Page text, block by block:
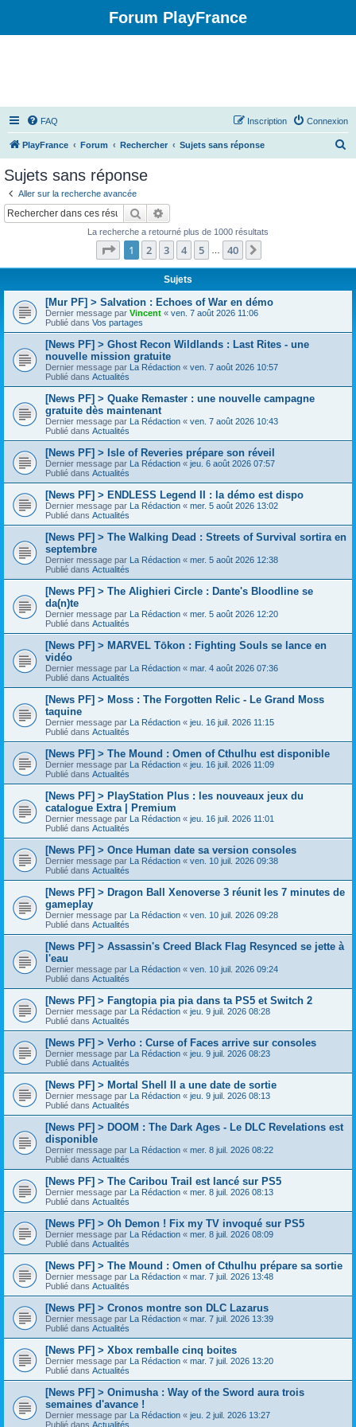
Forum PlayFrance
FAQ Connexion
Inscription
PlayFrance Forum Rechercher Sujets sans réponse
Sujets sans réponse
Aller sur la recherche avancée
Rechercher
La recherche a retourné plus de 1000 résultats
Page 1sur40
1 2 3 4 5 40
Sujets
[Mur PF] > Salvation : Echoes of War en démo
Dernier message par Vincent « ven. 7 août 2026 11:06
Publié dans Vos partages
[News PF] > Ghost Recon Wildlands : Last Rites - une
nouvelle mission gratuite
Dernier message par La Rédaction « ven. 7 août 2026 10:57
Publié dans Actualités
[News PF] > Quake Remaster : une nouvelle campagne
gratuite dès maintenant
Dernier message par La Rédaction « ven. 7 août 2026 10:43
Publié dans Actualités
[News PF] > Isle of Reveries prépare son réveil
Dernier message par La Rédaction « jeu. 6 août 2026 07:57
Publié dans Actualités
[News PF] > ENDLESS Legend II : la démo est dispo
Dernier message par La Rédaction « mer. 5 août 2026 13:02
Publié dans Actualités
[News PF] > The Walking Dead : Streets of Survival sortira en
septembre
Dernier message par La Rédaction « mer. 5 août 2026 12:38
Publié dans Actualités
[News PF] > The Alighieri Circle : Dante's Bloodline se
da(n)te
Dernier message par La Rédaction « mer. 5 août 2026 12:20
Publié dans Actualités
[News PF] > MARVEL Tōkon : Fighting Souls se lance en
vidéo
Dernier message par La Rédaction « mar. 4 août 2026 07:36
Publié dans Actualités
[News PF] > Moss : The Forgotten Relic - Le Grand Moss
taquine
Dernier message par La Rédaction « jeu. 16 juil. 2026 11:15
Publié dans Actualités
[News PF] > The Mound : Omen of Cthulhu est disponible
Dernier message par La Rédaction « jeu. 16 juil. 2026 11:09
Publié dans Actualités
[News PF] > PlayStation Plus : les nouveaux jeux du
catalogue Extra | Premium
Dernier message par La Rédaction « jeu. 16 juil. 2026 11:01
Publié dans Actualités
[News PF] > Once Human date sa version consoles
Dernier message par La Rédaction « ven. 10 juil. 2026 09:38
Publié dans Actualités
[News PF] > Dragon Ball Xenoverse 3 réunit les 7 minutes de
gameplay
Dernier message par La Rédaction « ven. 10 juil. 2026 09:28
Publié dans Actualités
[News PF] > Assassin's Creed Black Flag Resynced se jette à
l'eau
Dernier message par La Rédaction « ven. 10 juil. 2026 09:24
Publié dans Actualités
[News PF] > Fangtopia pia pia dans ta PS5 et Switch 2
Dernier message par La Rédaction « jeu. 9 juil. 2026 08:28
Publié dans Actualités
[News PF] > Verho : Curse of Faces arrive sur consoles
Dernier message par La Rédaction « jeu. 9 juil. 2026 08:23
Publié dans Actualités
[News PF] > Mortal Shell II a une date de sortie
Dernier message par La Rédaction « jeu. 9 juil. 2026 08:13
Publié dans Actualités
[News PF] > DOOM : The Dark Ages - Le DLC Revelations est
disponible
Dernier message par La Rédaction « mer. 8 juil. 2026 08:22
Publié dans Actualités
[News PF] > The Caribou Trail est lancé sur PS5
Dernier message par La Rédaction « mer. 8 juil. 2026 08:13
Publié dans Actualités
[News PF] > Oh Demon ! Fix my TV invoqué sur PS5
Dernier message par La Rédaction « mer. 8 juil. 2026 08:09
Publié dans Actualités
[News PF] > The Mound : Omen of Cthulhu prépare sa sortie
Dernier message par La Rédaction « mar. 7 juil. 2026 13:48
Publié dans Actualités
[News PF] > Cronos montre son DLC Lazarus
Dernier message par La Rédaction « mar. 7 juil. 2026 13:39
Publié dans Actualités
[News PF] > Xbox remballe cinq boites
Dernier message par La Rédaction « mar. 7 juil. 2026 13:20
Publié dans Actualités
[News PF] > Onimusha : Way of the Sword aura trois
semaines d'avance !
Dernier message par La Rédaction « jeu. 2 juil. 2026 13:27
Publié dans Actualités